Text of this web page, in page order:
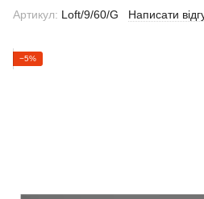
Артикул: Lоft/9/60/G Написати
−5%